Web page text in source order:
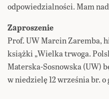
odpowiedzialności. Mam
Zaproszenie
Prof. UW Marcin Zaremba,
książki „Wielka trwoga.
Materska-Sosnowska (UW)
w niedzielę 12 września br. o